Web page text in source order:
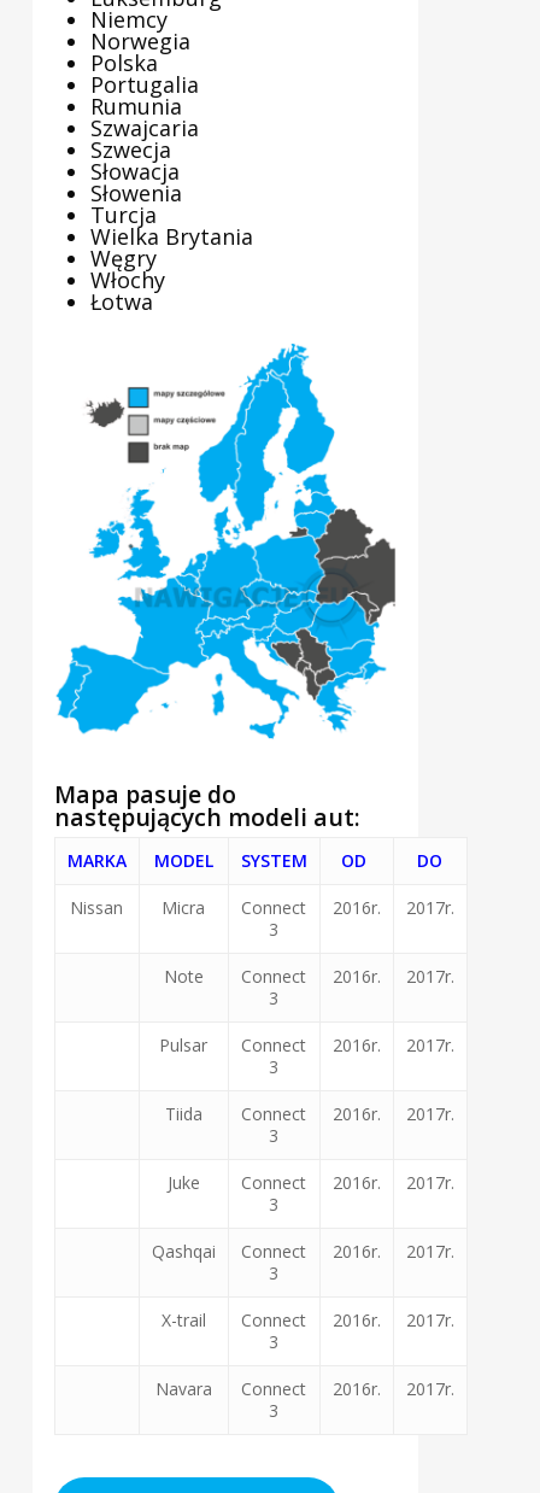
Niemcy
Norwegia
Polska
Portugalia
Rumunia
Szwajcaria
Szwecja
Słowacja
Słowenia
Turcja
Wielka Brytania
Węgry
Włochy
Łotwa
Mapa pasuje do
następujących modeli aut:
MARKA MODEL SYSTEM OD DO
Nissan Micra
Connect
3
2016r. 2017r.
Note
Connect
3
2016r. 2017r.
Pulsar
Connect
3
2016r. 2017r.
Tiida
Connect
3
2016r. 2017r.
Juke
Connect
3
2016r. 2017r.
Qashqai
Connect
3
2016r. 2017r.
X-trail
Connect
3
2016r. 2017r.
Navara
Connect
3
2016r. 2017r.